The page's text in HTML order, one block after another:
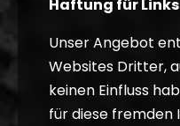
Haftung für Links
Unser Angebot
Websites Dritter,
keinen Einfluss
für diese fremden